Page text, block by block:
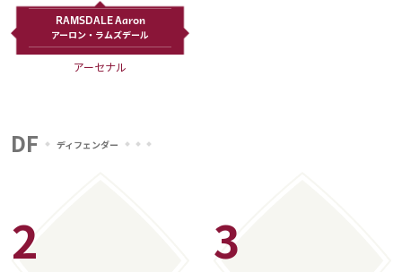
RAMSDALE Aaron
アーロン・ラムズデール
アーセナル
DF ディフェンダー
2 3